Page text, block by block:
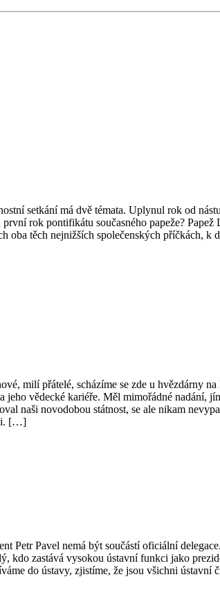
setkání má dvě témata. Uplynul rok od
rok pontifikátu současného papeže?
těch nejnižších společenských příčkách, k
milí přátelé, scházíme se zde u hvězdárny
vědecké kariéře. Měl mimořádné nadání,
naši novodobou státnost, se ale nikam
[…]
Pavel nemá být součástí oficiální
zastává vysokou ústavní funkci jako
do ústavy, zjistíme, že jsou všichni ústavní